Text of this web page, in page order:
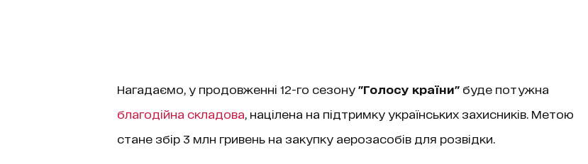
Нагадаємо, у продовженні 12-го сезону "Голосу країни"буде потужна
благодійна складова , націлена на підтримку українських захисників. Метою
стане збір 3 млн гривень на закупку аерозасобів для розвідки.